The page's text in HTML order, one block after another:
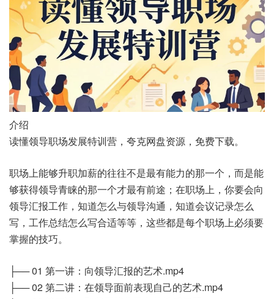
介绍
读懂领导职场发展特训营，夸克网盘资源，免费下载。
职场上能够升职加薪的往往不是最有能力的那一个，而是能
够获得领导青睐的那一个才最有前途；在职场上，你要会向
领导汇报工作，知道怎么与领导沟通，知道会议记录怎么
写，工作总结怎么写合适等等，这些都是每个职场上必须要
掌握的技巧。
├── 01 第一讲：向领导汇报的艺术.mp4
├── 02 第二讲：在领导面前表现自己的艺术.mp4